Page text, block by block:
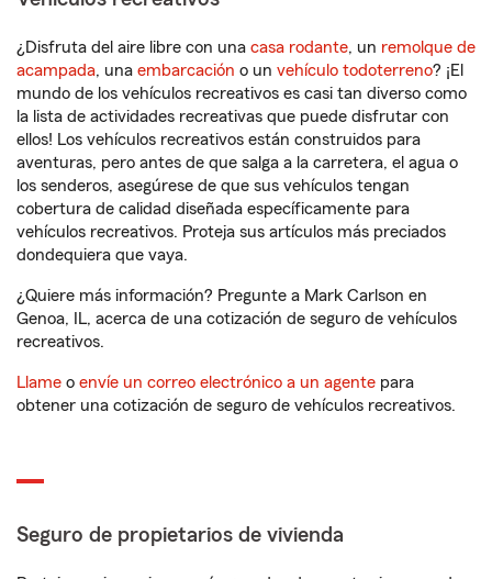
¿Disfruta del aire libre con una casa rodante, un remolque de
acampada, una embarcación o un vehículo todoterreno? ¡El
mundo de los vehículos recreativos es casi tan diverso como
la lista de actividades recreativas que puede disfrutar con
ellos! Los vehículos recreativos están construidos para
aventuras, pero antes de que salga a la carretera, el agua o
los senderos, asegúrese de que sus vehículos tengan
cobertura de calidad diseñada específicamente para
vehículos recreativos. Proteja sus artículos más preciados
dondequiera que vaya.
¿Quiere más información? Pregunte a Mark Carlson en
Genoa, IL, acerca de una cotización de seguro de vehículos
recreativos.
Llame o envíe un correo electrónico a un agente para
obtener una cotización de seguro de vehículos recreativos.
Seguro de propietarios de vivienda